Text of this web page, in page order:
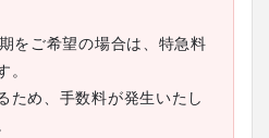
をご希望の場合は、特急料
ため、手数料が発生いたし